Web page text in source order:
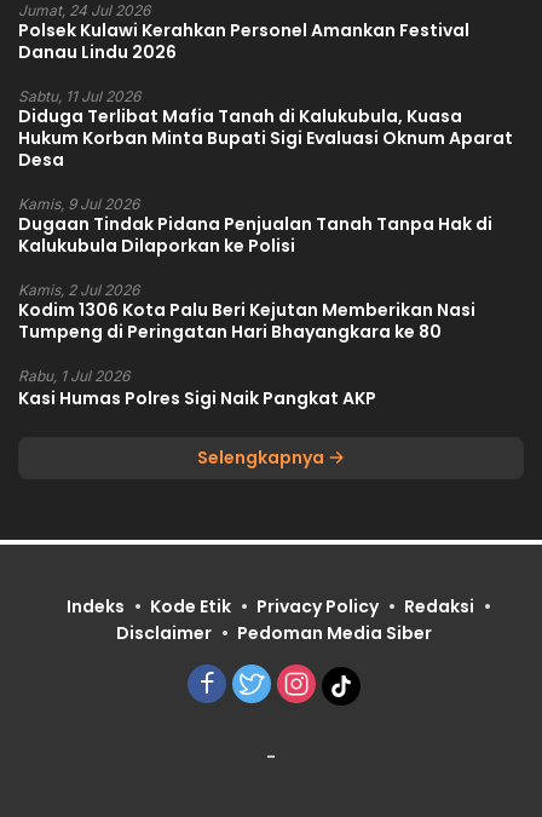
Jumat, 24 Jul 2026
Polsek Kulawi Kerahkan Personel Amankan Festival
Danau Lindu 2026
Sabtu, 11 Jul 2026
Diduga Terlibat Mafia Tanah di Kalukubula, Kuasa
Hukum Korban Minta Bupati Sigi Evaluasi Oknum Aparat
Desa
Kamis, 9 Jul 2026
Dugaan Tindak Pidana Penjualan Tanah Tanpa Hak di
Kalukubula Dilaporkan ke Polisi
Kamis, 2 Jul 2026
Kodim 1306 Kota Palu Beri Kejutan Memberikan Nasi
Tumpeng di Peringatan Hari Bhayangkara ke 80
Rabu, 1 Jul 2026
Kasi Humas Polres Sigi Naik Pangkat AKP
Selengkapnya
Indeks Kode Etik Privacy Policy
Redaksi
Disclaimer
Pedoman Media Siber
-